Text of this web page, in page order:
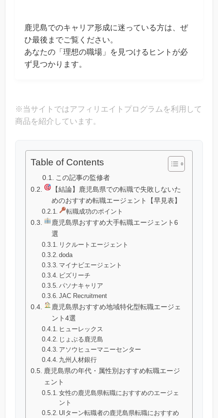
鹿児島でのキャリア形成に迷っている方は、ぜ
ひ最後までご覧ください。
あなたの「理想の職場」を見つけるヒントが必
ず見つかります。
※当サイトではアフィリエイトプログラムを利用して
商品を紹介しています。
Table of Contents
この記事の監修者
【結論】鹿児島県での転職で失敗しないた
めのおすすめ転職エージェント【早見表】
転職成功のポイント
鹿児島県おすすめ大手転職エージェント6
選
リクルートエージェント
doda
マイナビエージェント
ビズリーチ
パソナキャリア
JAC Recruitment
鹿児島県おすすめ地域特化型転職エージェ
ント4選
ヒューレックス
じょぶる鹿児島
アソウヒューマニーセンター
九州人材銀行
鹿児島県の年代・属性別おすすめ転職エージ
ェント
女性の鹿児島県転職におすすめのエージェ
ント
UIターン転職者の鹿児島県転職におすすめ